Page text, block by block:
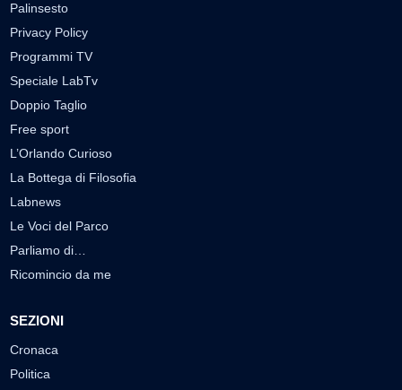
Palinsesto
Privacy Policy
Programmi TV
Speciale LabTv
Doppio Taglio
Free sport
L’Orlando Curioso
La Bottega di Filosofia
Labnews
Le Voci del Parco
Parliamo di…
Ricomincio da me
SEZIONI
Cronaca
Politica